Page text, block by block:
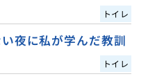
トイレ
夜に私が学んだ教訓
トイレ